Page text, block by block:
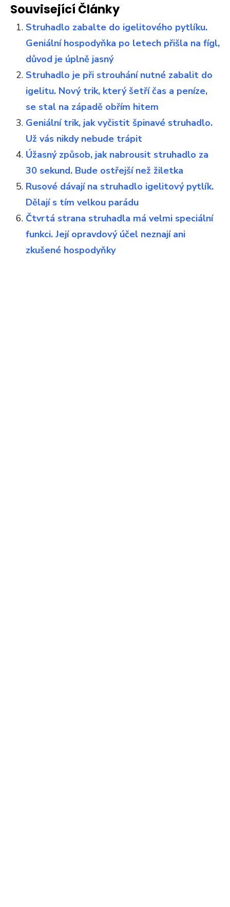
Související Články
Struhadlo zabalte do igelitového pytlíku.
Geniální hospodyňka po letech přišla na fígl,
důvod je úplně jasný
Struhadlo je při strouhání nutné zabalit do
igelitu. Nový trik, který šetří čas a peníze,
se stal na západě obřím hitem
Geniální trik, jak vyčistit špinavé struhadlo.
Už vás nikdy nebude trápit
Úžasný způsob, jak nabrousit struhadlo za
30 sekund. Bude ostřejší než žiletka
Rusové dávají na struhadlo igelitový pytlík.
Dělají s tím velkou parádu
Čtvrtá strana struhadla má velmi speciální
funkci. Její opravdový účel neznají ani
zkušené hospodyňky